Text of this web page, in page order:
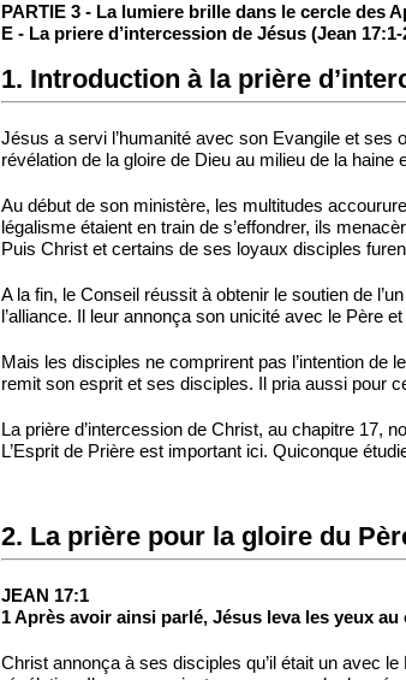
PARTIE 3 - La lumiere brille dans le cercle des
E - La priere d’intercession de Jésus (Jean 17:1-
1. Introduction à la prière
Jésus a servi l’humanité avec son Evangile et
révélation de la gloire de Dieu au milieu de la haine
Au début de son ministère, les multitudes
légalisme étaient en train de s’effondrer, ils
Puis Christ et certains de ses loyaux disciples
A la fin, le Conseil réussit à obtenir le soutien de
l’alliance. Il leur annonça son unicité avec le Père
Mais les disciples ne comprirent pas l’intention de
remit son esprit et ses disciples. Il pria aussi pour
La prière d’intercession de Christ, au chapitre 17,
L’Esprit de Prière est important ici. Quiconque
2. La prière pour la gloire du
JEAN 17:1
1 Après avoir ainsi parlé, Jésus leva les yeux
Christ annonça à ses disciples qu’il était un avec